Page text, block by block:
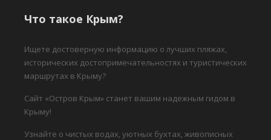
Что такое Крым?
Ищете достоверную информацию о лучших пляжах,
исторических достопримечательностях и туристических
маршрутах в Крыму?
Сайт «Остров Крым» станет вашим надежным гидом в
Крыму!
Узнайте о чистых водах, уютных бухтах, живописных